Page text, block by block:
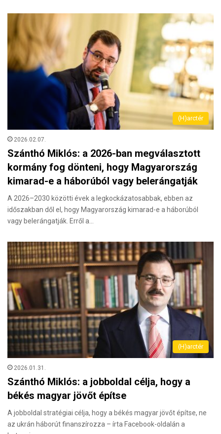
(H)arctér
2026.02.07.
Szánthó Miklós: a 2026-ban megválasztott
kormány fog dönteni, hogy Magyarország
kimarad-e a háborúból vagy belerángatják
A 2026–2030 közötti évek a legkockázatosabbak, ebben az
időszakban dől el, hogy Magyarország kimarad-e a háborúból
vagy belerángatják. Erről a…
(H)arctér
2026.01.31.
Szánthó Miklós: a jobboldal célja, hogy a
békés magyar jövőt építse
A jobboldal stratégiai célja, hogy a békés magyar jövőt építse, ne
az ukrán háborút finanszírozza – írta Facebook-oldalán a